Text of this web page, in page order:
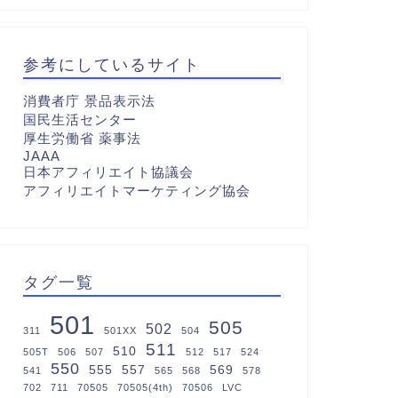
参考にしているサイト
消費者庁 景品表示法
国民生活センター
厚生労働省 薬事法
JAAA
日本アフィリエイト協議会
アフィリエイトマーケティング協会
タグ一覧
311 501 501XX 502 504 505
505T 506 507 510 511 512 517
524
541
550 555 557 565 568 569
578
702
711 70505 70505(4th) 70506 LVC